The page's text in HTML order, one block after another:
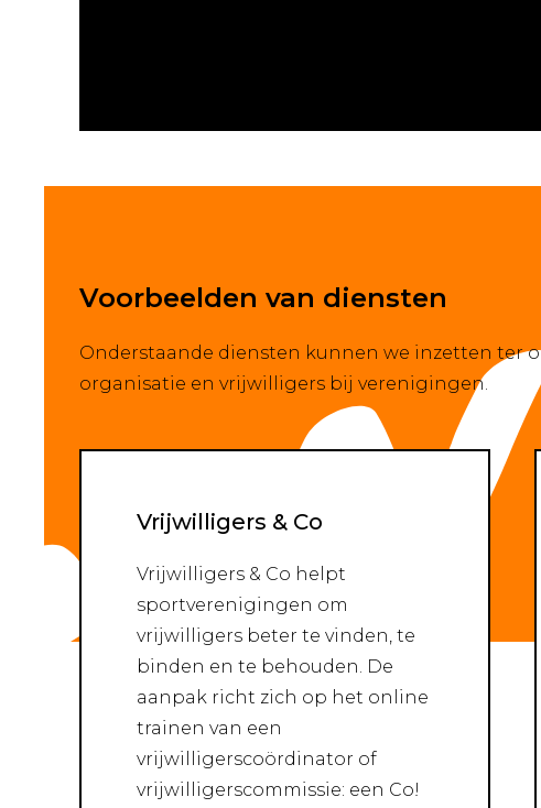
Voorbeelden van diensten
Onderstaande diensten kunnen we inzetten ter
organisatie en vrijwilligers bij verenigingen.
Vrijwilligers & Co
Vrijwilligers & Co helpt
sportverenigingen om
vrijwilligers beter te vinden, te
binden en te behouden. De
aanpak richt zich op het online
trainen van een
vrijwilligerscoördinator of
vrijwilligerscommissie: een Co!